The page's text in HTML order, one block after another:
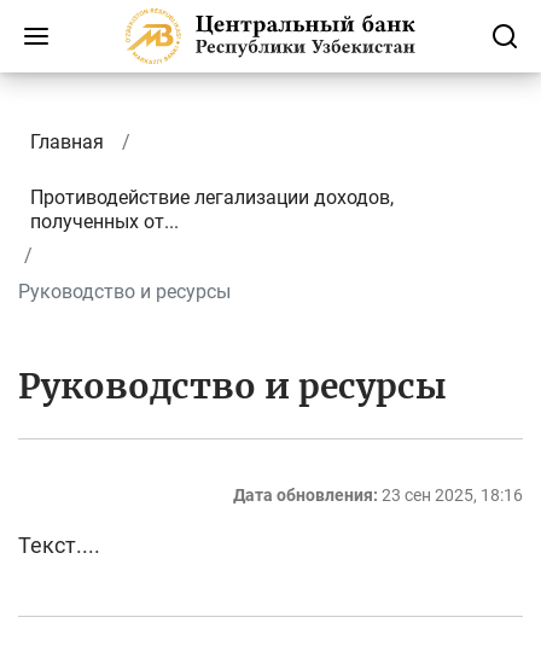
Главная
Противодействие легализации доходов,
полученных от...
Руководство и ресурсы
Руководство и ресурсы
Дата обновления: 23 сен 2025, 18:16
Текст....